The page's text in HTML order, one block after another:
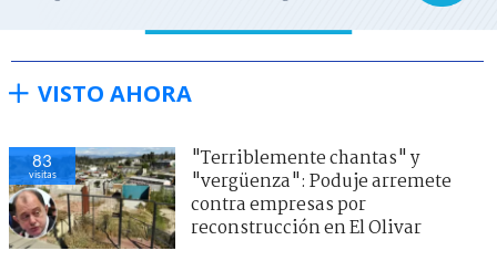
VISTO AHORA
80
visitas
"No les tengo miedo": Fran
García-Huidobro manda recado a
dúo de ’La Cofradía’ tras brutal
crítica